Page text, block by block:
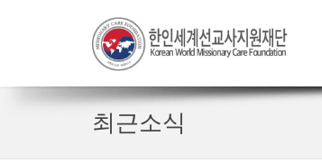
최근소식